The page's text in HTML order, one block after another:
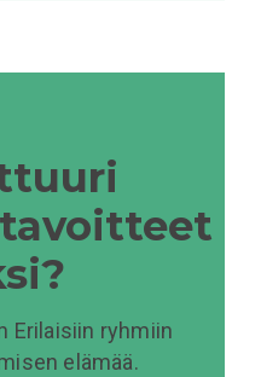
Erilaisiin ryhmiin
elämää.